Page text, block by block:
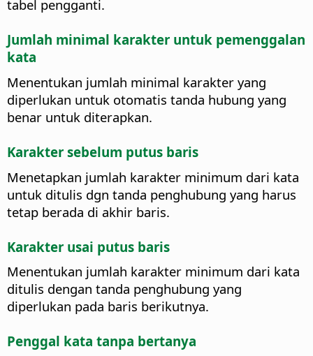
tabel pengganti.
Jumlah minimal karakter untuk pemenggalan
kata
Menentukan jumlah minimal karakter yang
diperlukan untuk otomatis tanda hubung yang
benar untuk diterapkan.
Karakter sebelum putus baris
Menetapkan jumlah karakter minimum dari kata
untuk ditulis dgn tanda penghubung yang harus
tetap berada di akhir baris.
Karakter usai putus baris
Menentukan jumlah karakter minimum dari kata
ditulis dengan tanda penghubung yang
diperlukan pada baris berikutnya.
Penggal kata tanpa bertanya